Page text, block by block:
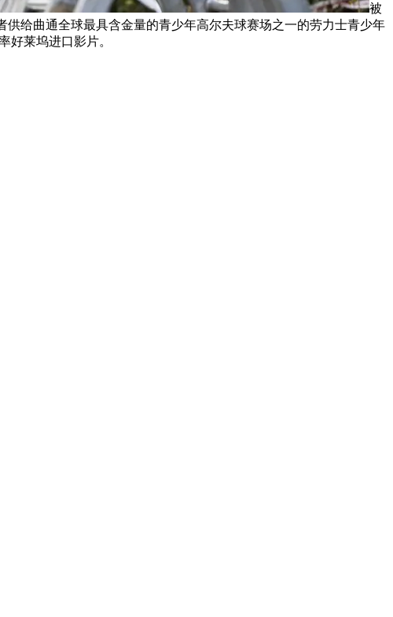
被
供给曲通全球最具含金量的青少年高尔夫球赛场之一的劳力士青少年
好莱坞进口影片。